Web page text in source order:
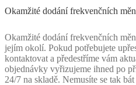
Okamžité dodání frekvenčních
Okamžité dodání frekvenčních
jejím okolí. Pokud potřebujete
kontaktovat a předestříme vám
objednávky vyřizujeme ihned po
24/7 na skladě. Nemusíte se tak